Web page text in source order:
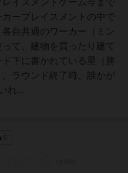
イスメントゲーム今まで
ープレイスメントの中で
各自共通のワーカー（ミン
って、建物を買ったり建て
下に書かれている星（勝
ラウンド終了時、誰かが
れ...